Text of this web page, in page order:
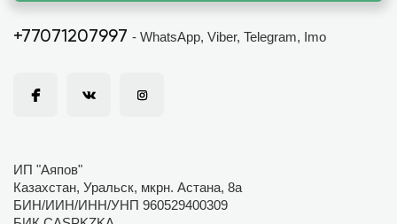
+77071207997 - WhatsApp, Viber, Telegram, Imo
ИП "Аяпов"
Казахстан, Уральск, мкрн. Астана, 8а
БИН/ИИН/ИНН/УНП 960529400309